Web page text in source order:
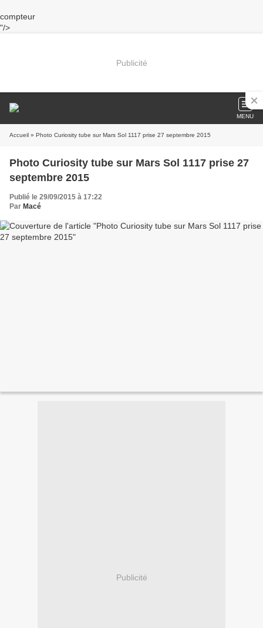
compteur
"/>
Publicité
MENU
Accueil » Photo Curiosity tube sur Mars Sol 1117 prise 27 septembre 2015
Photo Curiosity tube sur Mars Sol 1117 prise 27
septembre 2015
Publié le 29/09/2015 à 17:22
Par Macé
Publicité